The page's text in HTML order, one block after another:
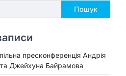
Пошук
пресконференція Андрія
та Джейхуна Байрамова